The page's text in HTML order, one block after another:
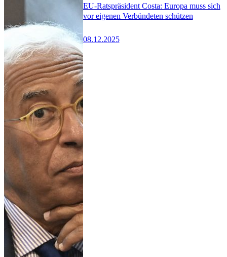
EU-Ratspräsident Costa: Europa muss sich
vor eigenen Verbündeten schützen
08.12.2025